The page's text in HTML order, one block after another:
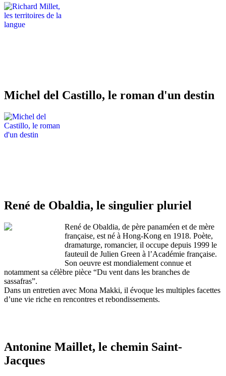
Michel del Castillo, le roman d'un destin
René de Obaldia, le singulier pluriel
René de Obaldia, de père panaméen et de mère
française, est né à Hong-Kong en 1918. Poète,
dramaturge, romancier, il occupe depuis 1999 le
fauteuil de Julien Green à l’Académie française.
Son oeuvre est mondialement connue et
notamment sa célèbre pièce “Du vent dans les branches de
sassafras”.
Dans un entretien avec Mona Makki, il évoque les multiples facettes
d’une vie riche en rencontres et rebondissements.
Antonine Maillet, le chemin Saint-
Jacques